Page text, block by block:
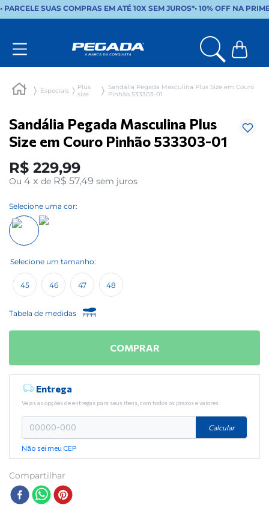
• PARCELE SUAS COMPRAS EM ATÉ 10X SEM JUROS*• 10% OFF NA
Especiais
Plus
size
Sandália Pegada Masculina Plus Size em Couro
Pinhão 533303-01
Sandália Pegada Masculina Plus
Size em Couro Pinhão 533303-01
R$ 229,99
Ou 4 x de R$ 57,49 sem juros
Selecione uma cor:
45 46 47 48
Tabela de medidas
COMPRAR
Entrega
Vejas as opções de entregas para seus itens, com todos os prazos e valores
Calcular
Não sei meu CEP
Compartilhar